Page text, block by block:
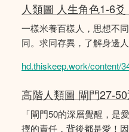
人類圖 人生角色1-6
一樣米養百樣人，思想不
同。求同存異，了解身邊人
hd.thiskeep.work/content/
高階人類圖 閘門27-
「閘門50的深層覺醒，是
擇的責任，背後都是愛！